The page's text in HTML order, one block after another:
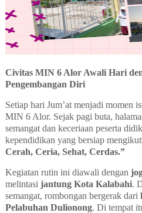
Civitas MIN 6 Alor Awali Hari
Pengembangan Diri
Setiap hari Jum’at menjadi momen
MIN 6 Alor. Sejak pagi buta,
semangat dan keceriaan peserta
kependidikan yang bersiap
Cerah, Ceria, Sehat, Cerdas.”
Kegiatan rutin ini diawali dengan
melintasi jantung Kota Kalabahi.
semangat, rombongan bergerak dari
Pelabuhan Dulionong. Di tempat